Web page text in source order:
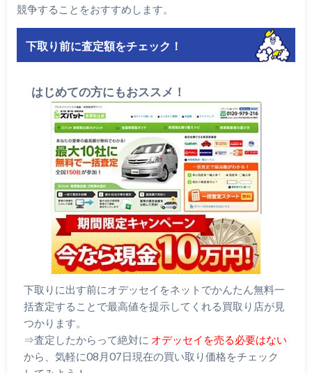
競争することをおすすめします。
下取り前に査定額をチェック！
はじめての方にもおススメ！
下取りに出す前にオデッセイをネットでかんたん無料一
括査定することで最高値を提示してくれる買取り店が見
つかります。
⇒査定したからって絶対に オデッセイを売る必要はない
から、気軽に08月07日現在の買い取り価格をチェック